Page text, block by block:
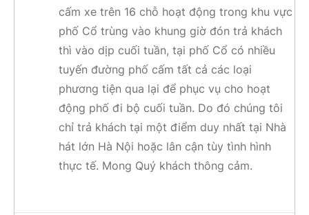
cấm xe trên 16 chỗ hoạt động trong khu vực
phố Cổ trùng vào khung giờ đón trả khách
thì vào dịp cuối tuần, tại phố Cổ có nhiều
tuyến đường phố cấm tất cả các loại
phương tiện qua lại để phục vụ cho hoạt
động phố đi bộ cuối tuần. Do đó chúng tôi
chỉ trả khách tại một điểm duy nhất tại Nhà
hát lớn Hà Nội hoặc lân cận tùy tình hình
thực tế. Mong Quý khách thông cảm.